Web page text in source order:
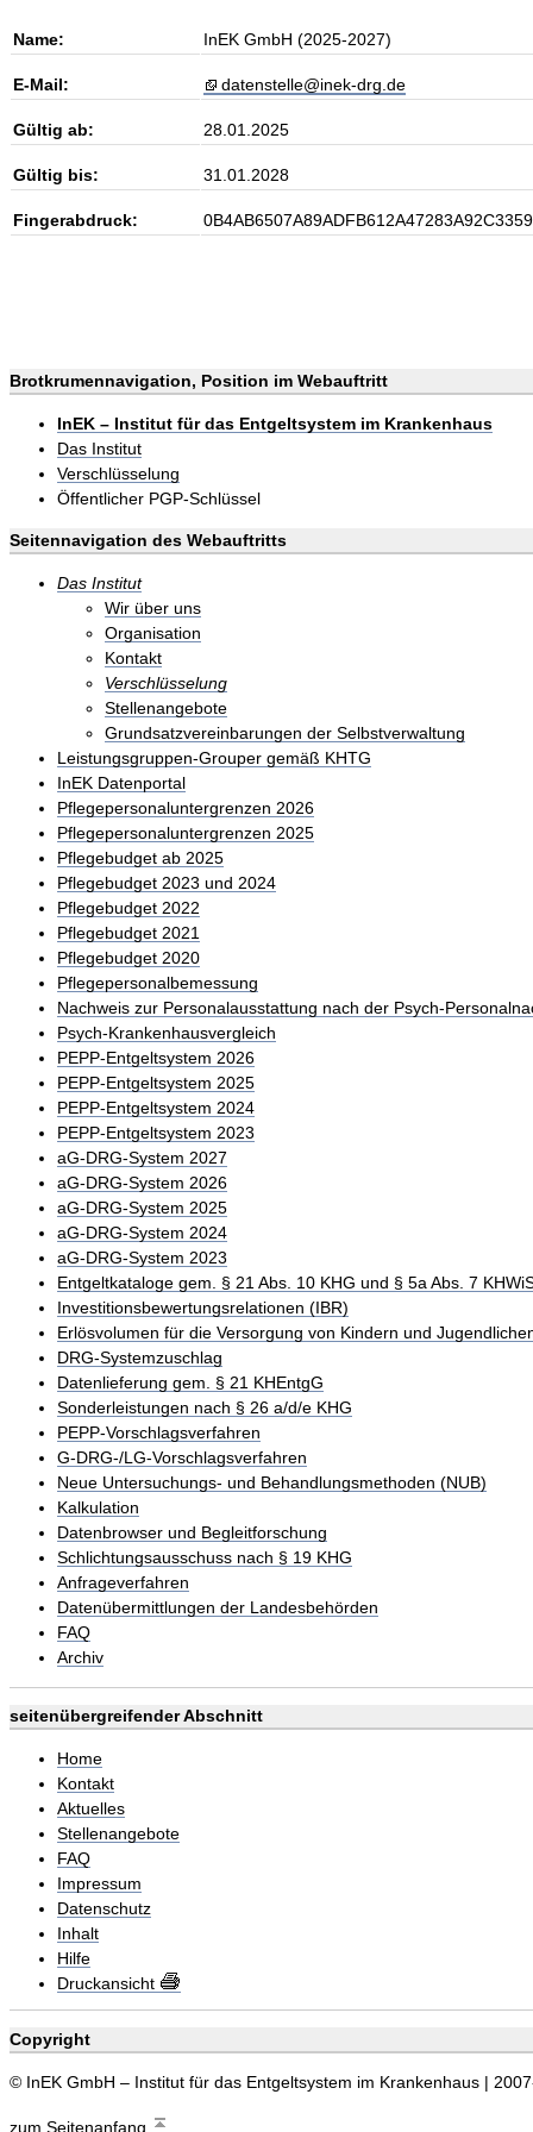
Name: InEK GmbH (2025-2027)
E-Mail: datenstelle@inek-drg.de
Gültig ab: 28.01.2025
Gültig bis: 31.01.2028
Fingerabdruck:
Brotkrumennavigation, Position im Webauftritt
InEK – Institut für das Entgeltsystem im Krankenhaus
Das Institut
Verschlüsselung
Öffentlicher PGP-Schlüssel
Seitennavigation des Webauftritts
Das Institut
Wir über uns
Organisation
Kontakt
Verschlüsselung
Stellenangebote
Grundsatzvereinbarungen der Selbstverwaltung
Leistungsgruppen-Grouper gemäß KHTG
InEK Datenportal
Pflegepersonaluntergrenzen 2026
Pflegepersonaluntergrenzen 2025
Pflegebudget ab 2025
Pflegebudget 2023 und 2024
Pflegebudget 2022
Pflegebudget 2021
Pflegebudget 2020
Pflegepersonalbemessung
Nachweis zur Personalausstattung nach der Psych-
Psych-Krankenhausvergleich
PEPP-Entgeltsystem 2026
PEPP-Entgeltsystem 2025
PEPP-Entgeltsystem 2024
PEPP-Entgeltsystem 2023
aG-DRG-System 2027
aG-DRG-System 2026
aG-DRG-System 2025
aG-DRG-System 2024
aG-DRG-System 2023
Entgeltkataloge gem. § 21 Abs. 10 KHG und § 5a Abs. 7
Investitionsbewertungsrelationen (IBR)
Erlösvolumen für die Versorgung von Kindern und
DRG-Systemzuschlag
Datenlieferung gem. § 21 KHEntgG
Sonderleistungen nach § 26 a/d/e KHG
PEPP-Vorschlagsverfahren
G-DRG-/LG-Vorschlagsverfahren
Neue Untersuchungs- und Behandlungsmethoden (NUB)
Kalkulation
Datenbrowser und Begleitforschung
Schlichtungsausschuss nach § 19 KHG
Anfrageverfahren
Datenübermittlungen der Landesbehörden
FAQ
Archiv
seitenübergreifender Abschnitt
Home
Kontakt
Aktuelles
Stellenangebote
FAQ
Impressum
Datenschutz
Inhalt
Hilfe
Druckansicht
Copyright
© InEK GmbH – Institut für das Entgeltsystem im Krankenhaus |
zum Seitenanfang